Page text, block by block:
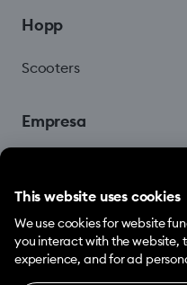
This website uses cookies
We use cookies for website
you interact with the website,
experience, and for ad
Hopp
Scooters
Empresa